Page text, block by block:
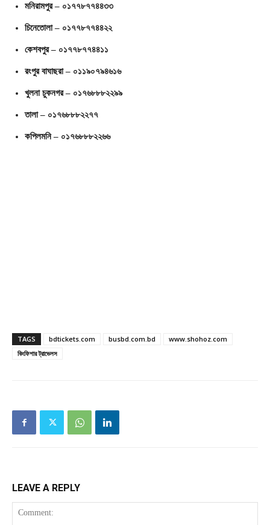
মনিরামপুর – ০১৭৭৮৭৭৪৪৩৩
চিনেতোলা – ০১৭৭৮৭৭৪৪২২
কেশবপুর – ০১৭৭৮৭৭৪৪১১
রংপুর বাঘাছরা – ০১১৯০৭৯৪৬১৬
খুলনা চুকনগর – ০১৭৬৮৮৮২২৯৯
তালা – ০১৭৬৮৮৮২২৭৭
কপিলমনি – ০১৭৬৮৮৮২২৬৬
TAGS bdtickets.com busbd.com.bd
www.shohoz.com
কিংফিশার ট্রাভেলস
LEAVE A REPLY